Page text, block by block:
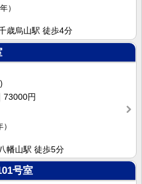
）
歳烏山駅 徒歩4分
73000円
幡山駅 徒歩5分
号室